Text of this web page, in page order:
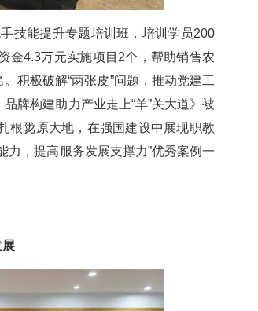
技能提升专题培训班，培训学员200
金4.3万元实施项目2个，帮助销售农
积极破解“两张皮”问题，推动党建工
牌构建助力产业走上“羊”关大道》被
根陇原大地，在强国建设中展现职教
力，提高服务发展支撑力”优秀案例一
展